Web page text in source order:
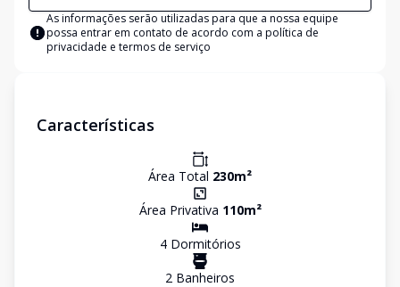
As informações serão utilizadas para que a nossa equipe
possa entrar em contato de acordo com a política de
privacidade e termos de serviço
Características
Área Total 230m²
Área Privativa 110m²
4Dormitórios
2 Banheiros